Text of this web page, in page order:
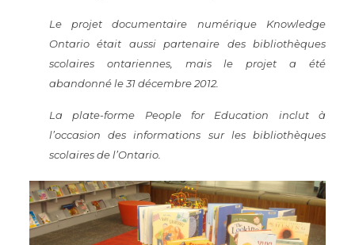
Le projet documentaire numérique Knowledge
Ontario était aussi partenaire des bibliothèques
scolaires ontariennes, mais le projet a été
abandonné le 31 décembre 2012.
La plate-forme People for Education inclut à
l’occasion des informations sur les bibliothèques
scolaires de l’Ontario.